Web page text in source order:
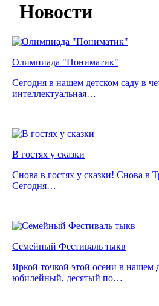
Новости
Олимпиада "Пониматик"
Сегодня в нашем детском саду в
интеллектуальная…
В гостях у сказки
Снова в гостях у сказки! Снова в
Сегодня…
Семейный Фестиваль тыкв
Яркой точкой этой осени в нашем
юбилейный, десятый по…